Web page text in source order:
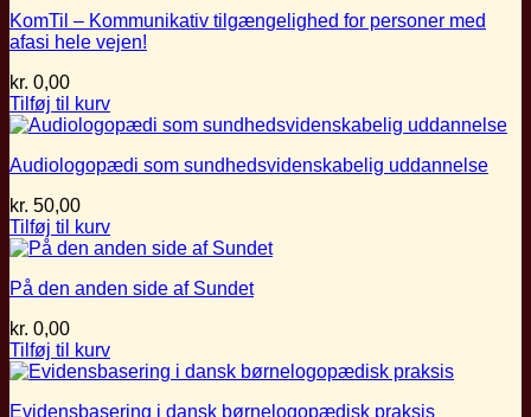
KomTil – Kommunikativ tilgængelighed for personer med
afasi hele vejen!
kr. 0,00
Tilføj til kurv
Audiologopædi som sundhedsvidenskabelig uddannelse
kr. 50,00
Tilføj til kurv
På den anden side af Sundet
kr. 0,00
Tilføj til kurv
Evidensbasering i dansk børnelogopædisk praksis